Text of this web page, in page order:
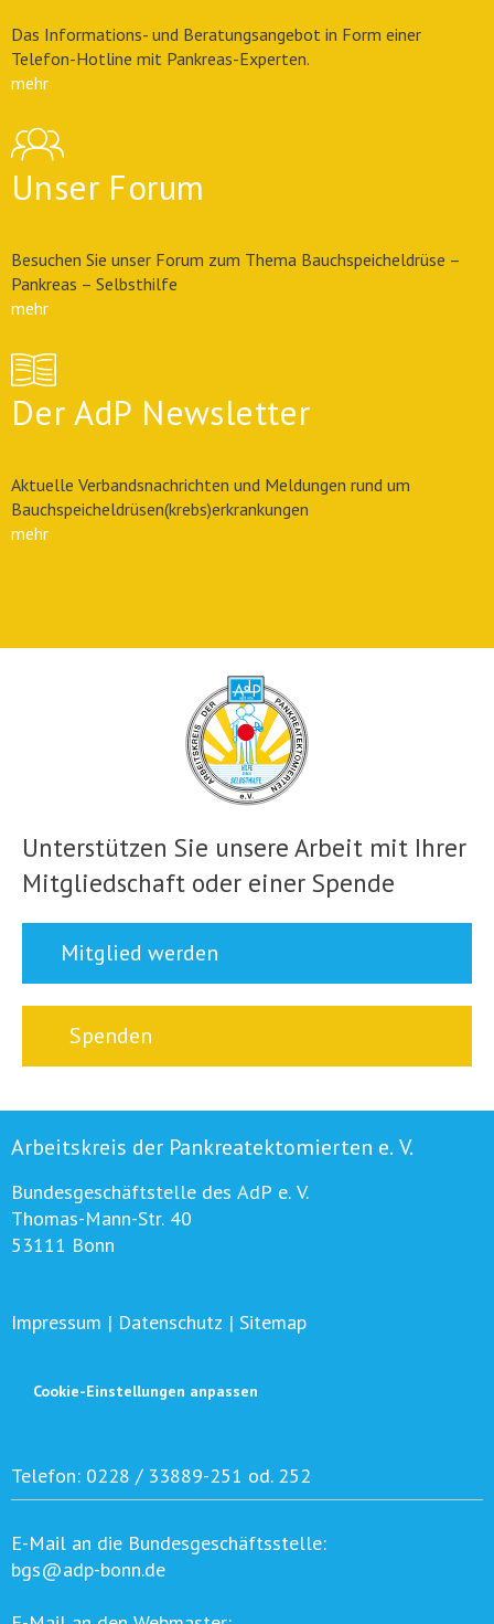
Das Informations- und Beratungsangebot in Form einer
Telefon-Hotline mit Pankreas-Experten.
mehr
Unser Forum
Besuchen Sie unser Forum zum Thema Bauchspeicheldrüse –
Pankreas – Selbsthilfe
mehr
Der AdP Newsletter
Aktuelle Verbandsnachrichten und Meldungen rund um
Bauchspeicheldrüsen(krebs)erkrankungen
mehr
Unterstützen Sie unsere Arbeit mit Ihrer
Mitgliedschaft oder einer Spende
Mitglied werden
Spenden
Arbeitskreis der Pankreatektomierten e. V.
Bundesgeschäftstelle des AdP e. V.
Thomas-Mann-Str. 40
53111 Bonn
Impressum | Datenschutz | Sitemap
Cookie-Einstellungen anpassen
Telefon: 0228 / 33889-251 od. 252
E-Mail an die Bundesgeschäftsstelle:
bgs@adp-bonn.de